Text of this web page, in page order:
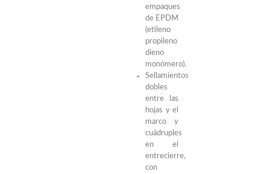
empaques
de EPDM
(etileno
propileno
dieno
monómero).
Sellamientos
dobles
entre las
hojas y el
marco y
cuádruples
en el
entrecierre,
con